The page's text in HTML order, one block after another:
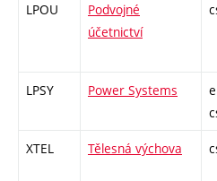
LPOU
Podvojné
účetnictví
LPSY Power Systems
XTEL Tělesná výchova